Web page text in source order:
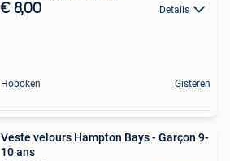
€ 8,00 Details
Hoboken Gisteren
Veste velours Hampton Bays - Garçon 9-
10 ans